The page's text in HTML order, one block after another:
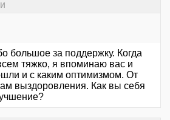
большое за поддержку. Когда
тяжко, я впоминаю вас и
и с каким оптимизмом. От
выздоровления. Как вы себя